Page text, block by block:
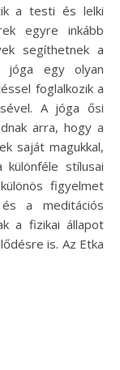
a testi és lelki
egyre inkább
segíthetnek a
jóga egy olyan
foglalkozik a
A jóga ősi
arra, hogy a
saját magukkal,
stílusai
figyelmet
a meditációs
a fizikai állapot
is. Az Etka